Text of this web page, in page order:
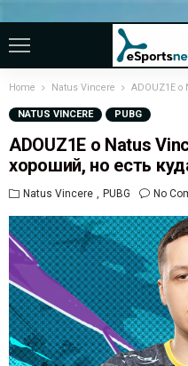
Home Natus Vincere ADOUZ1E о
NATUS VINCERE PUBG
ADOUZ1E о Natus
хороший, но есть
Natus Vincere PUBG No